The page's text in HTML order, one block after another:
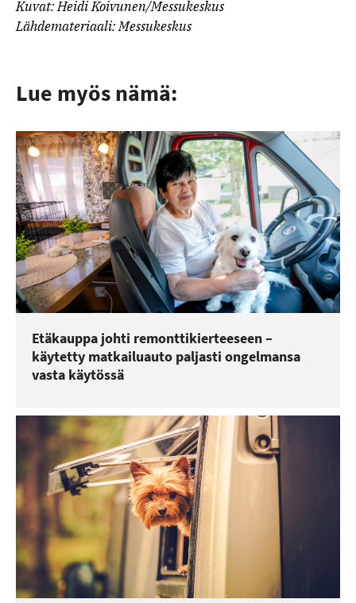
Kuvat: Heidi Koivunen/Messukeskus
Lähdemateriaali: Messukeskus
Lue myös nämä:
Etäkauppa johti remonttikierteeseen –
käytetty matkailuauto paljasti ongelmansa
vasta käytössä